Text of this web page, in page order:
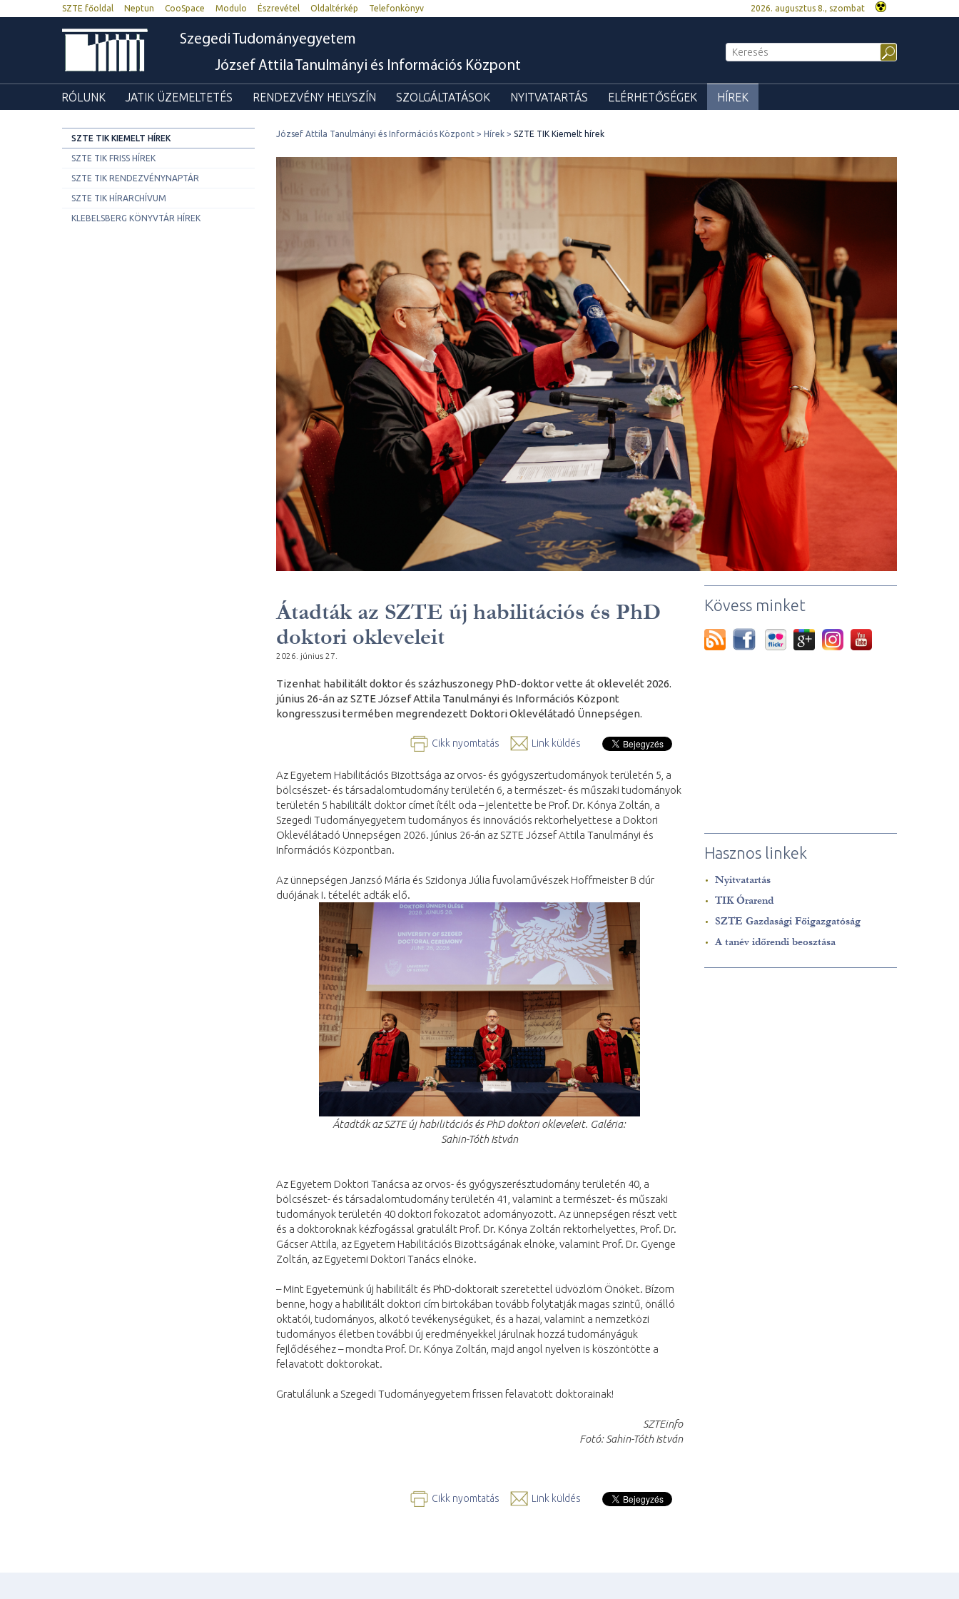
SZTE főoldal Neptun CooSpace Modulo Észrevétel Oldaltérkép Telefonkönyv 2026. augusztus 8., szombat
Szegedi Tudományegyetem
József Attila Tanulmányi és Információs Központ
RÓLUNK JATIK ÜZEMELTETÉS RENDEZVÉNY HELYSZÍN SZOLGÁLTATÁSOK NYITVATARTÁS ELÉRHETŐSÉGEK HÍREK
SZTE TIK KIEMELT HÍREK
SZTE TIK FRISS HÍREK
SZTE TIK RENDEZVÉNYNAPTÁR
SZTE TIK HÍRARCHÍVUM
KLEBELSBERG KÖNYVTÁR HÍREK
József Attila Tanulmányi és Információs Központ Hírek SZTE TIK Kiemelt hírek
Átadták az SZTE új habilitációs és PhD
doktori okleveleit
2026. június 27.
Tizenhat habilitált doktor és százhuszonegy PhD-doktor vette át oklevelét 2026.
június 26-án az SZTE József Attila Tanulmányi és Információs Központ
kongresszusi termében megrendezett Doktori Oklevélátadó Ünnepségen.
Cikk nyomtatás Link küldés
Az Egyetem Habilitációs Bizottsága az orvos- és gyógyszertudományok területén 5, a
bölcsészet- és társadalomtudomány területén 6, a természet- és műszaki tudományok
területén 5 habilitált doktor címet ítélt oda – jelentette be Prof. Dr. Kónya Zoltán, a
Szegedi Tudományegyetem tudományos és innovációs rektorhelyettese a Doktori
Oklevélátadó Ünnepségen 2026. június 26-án az SZTE József Attila Tanulmányi és
Információs Központban.
Az ünnepségen Janzsó Mária és Szidonya Júlia fuvolaművészek Hoffmeister B dúr
duójának I. tételét adták elő.
Átadták az SZTE új habilitációs és PhD doktori okleveleit. Galéria:
Sahin-Tóth István
Az Egyetem Doktori Tanácsa az orvos- és gyógyszerésztudomány területén 40, a
bölcsészet- és társadalomtudomány területén 41, valamint a természet- és műszaki
tudományok területén 40 doktori fokozatot adományozott. Az ünnepségen részt vett
és a doktoroknak kézfogással gratulált Prof. Dr. Kónya Zoltán rektorhelyettes, Prof. Dr.
Gácser Attila, az Egyetem Habilitációs Bizottságának elnöke, valamint Prof. Dr. Gyenge
Zoltán, az Egyetemi Doktori Tanács elnöke.
– Mint Egyetemünk új habilitált és PhD-doktorait szeretettel üdvözlöm Önöket. Bízom
benne, hogy a habilitált doktori cím birtokában tovább folytatják magas szintű, önálló
oktatói, tudományos, alkotó tevékenységüket, és a hazai, valamint a nemzetközi
tudományos életben további új eredményekkel járulnak hozzá tudományáguk
fejlődéséhez – mondta Prof. Dr. Kónya Zoltán, majd angol nyelven is köszöntötte a
felavatott doktorokat.
Gratulálunk a Szegedi Tudományegyetem frissen felavatott doktorainak!
SZTEinfo
Fotó: Sahin-Tóth István
Cikk nyomtatás Link küldés
Kövess minket
Hasznos linkek
Nyitvatartás
TIK Órarend
SZTE Gazdasági Főigazgatóság
A tanév időrendi beosztása